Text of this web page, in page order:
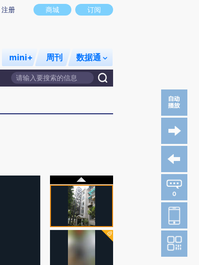
商城 订阅
注册
mini+ 周刊 数据通
0